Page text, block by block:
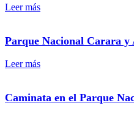
Leer más
Parque Nacional Carara y
Leer más
Caminata en el Parque